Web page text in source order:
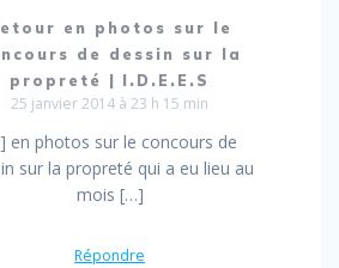
en photos sur le
de dessin sur la
propreté | I.D.E.E.S
25 janvier 2014 à 23 h 15 min
en photos sur le concours de
sur la propreté qui a eu lieu au
mois […]
Répondre